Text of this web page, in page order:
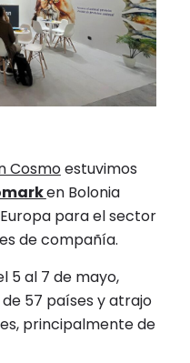
Cosmoestuvimos
en Bolonia
para el sector
de compañía.
5 al 7 de mayo,
57 países y atrajo
principalmente de